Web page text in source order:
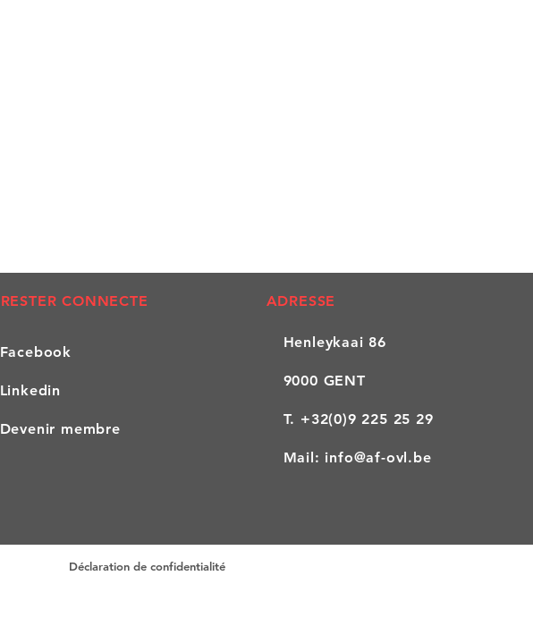
RESTER CONNECTE
Facebook
Linkedin
Devenir membre
ADRESSE
Henleykaai 86
9000 GENT
T. +32(0)9 225 25 29
Mail: info@af-ovl.be
Déclaration de confidentialité